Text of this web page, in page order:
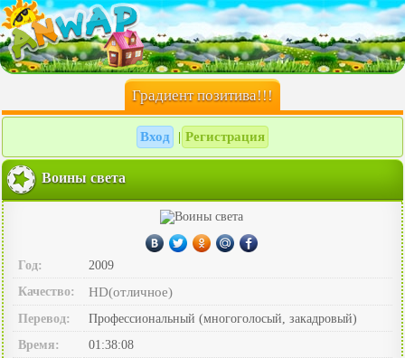
Градиент позитива!!!
Вход Регистрация
Воины света
Год:
2009
Качество:
HD(отличное)
Перевод:
Профессиональный (многоголосый, закадровый)
Время:
01:38:08